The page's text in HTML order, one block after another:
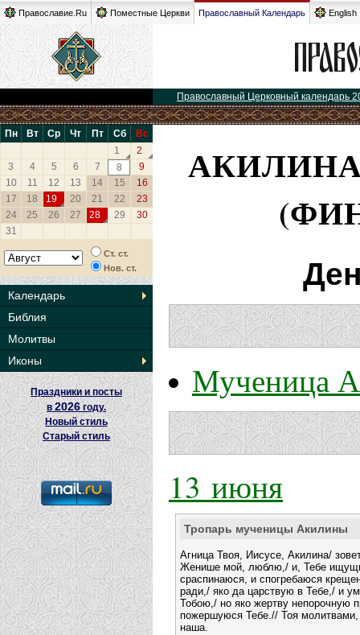
Православие.Ru Поместные Церкви Православный Календарь English
Православный Церковный календарь
Пн Вт Ср Чт Пт Сб
Вс
1
2
3
4 5 6 7 8
9
10
11 12 13 14 15
16
17
18 19 20 21 22
23
24
25 26 27 28 29
30
31
Ст. ст.
Нов. ст.
Календарь
Библия
Молитвы
Иконы
Праздники и посты
в2026 году.
Новый стиль
Старый стиль
Мученица
13 июня
Тропарь мученицы Акилины
Агница Твоя, Иисусе, Акилина/
Женише мой, люблю,/ и, Тебе
сраспинаюся, и спогребаюся
ради,/ яко да царствую в Тебе,/ и
Тобою,/ но яко жертву непорочную
пожершуюся Тебе.// Тоя
наша.